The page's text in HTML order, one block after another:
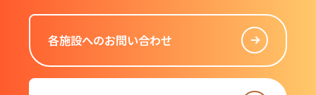
各施設へのお問い合わせ